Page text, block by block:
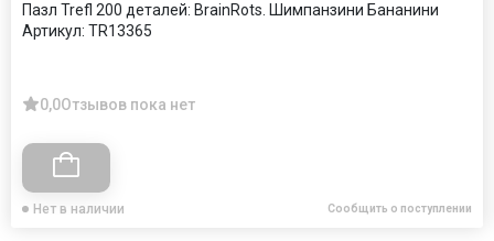
Пазл Trefl 200 деталей: BrainRots. Шимпанзини Бананини
Артикул: TR13365
0,0Отзывов пока нет
Нет в наличии Сообщить о поступлении